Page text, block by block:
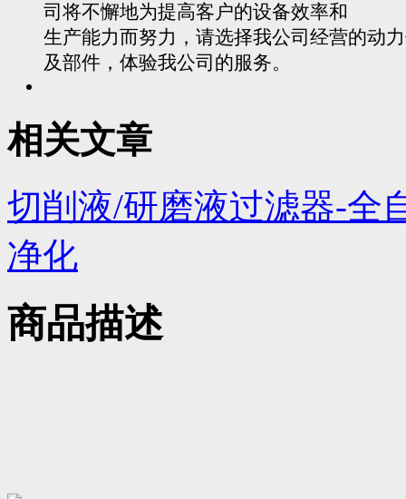
司将不懈地为提高客户的设备效率和
生产能力而努力，请选择我公司经营的动
及部件，体验我公司的服务。
相关文章
切削液/研磨液过滤器-全
净化
商品描述